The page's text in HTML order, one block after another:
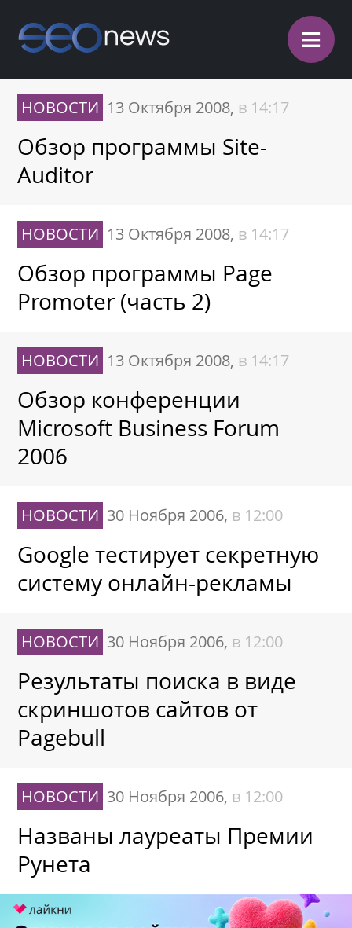
≡
НОВОСТИ 13 Октября 2008, в 14:17
Обзор программы Site-
Auditor
НОВОСТИ 13 Октября 2008, в 14:17
Обзор программы Page
Promoter (часть 2)
НОВОСТИ 13 Октября 2008, в 14:17
Обзор конференции
Microsoft Business Forum
2006
НОВОСТИ 30 Ноября 2006, в 12:00
Google тестирует секретную
систему онлайн-рекламы
НОВОСТИ 30 Ноября 2006, в 12:00
Результаты поиска в виде
скриншотов сайтов от
Pagebull
НОВОСТИ 30 Ноября 2006, в 12:00
Названы лауреаты Премии
Рунета